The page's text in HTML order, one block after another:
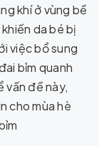
khí ở vùng bề
da bé bị
việc bổ sung
bỉm quanh
vấn đề này,
cho mùa hè